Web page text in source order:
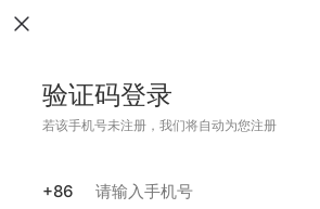
验证码登录
若该手机号未注册，我们将自动为您注册
+86